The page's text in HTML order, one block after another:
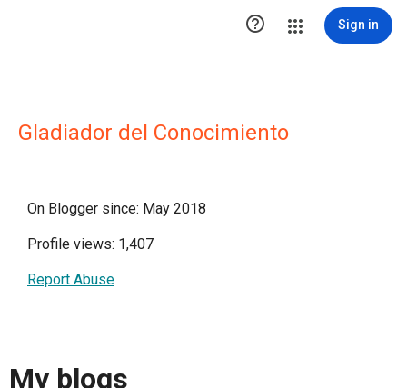
 Sign in
Gladiador del Conocimiento
On Blogger since: May 2018
Profile views: 1,407
Report Abuse
My blogs